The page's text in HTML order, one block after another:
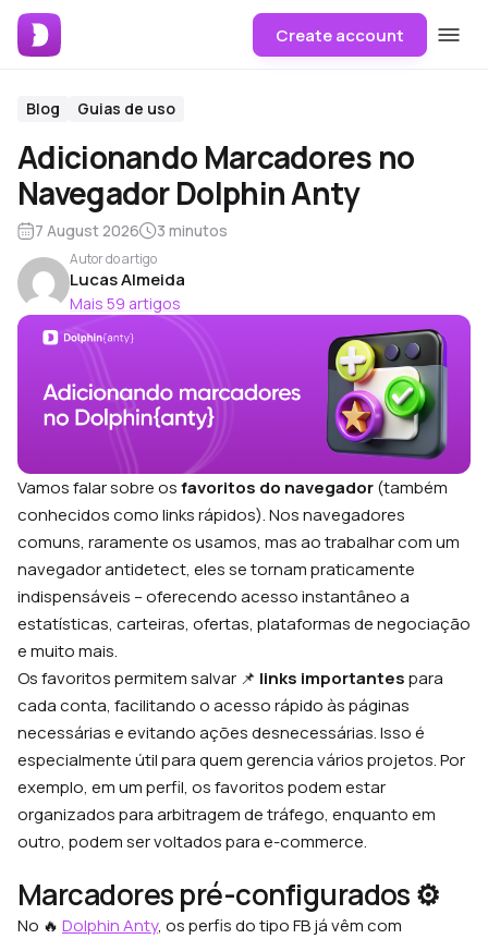
Create account
Blog Guias de uso
Adicionando Marcadores no
Navegador Dolphin Anty
7 August 2026 3 minutos
Autor do artigo
Lucas Almeida
Mais 59 artigos
Vamos falar sobre osfavoritos do navegador(também
conhecidos como links rápidos). Nos navegadores
comuns, raramente os usamos, mas ao trabalhar com um
navegador antidetect, eles se tornam praticamente
indispensáveis – oferecendo acesso instantâneo a
estatísticas, carteiras, ofertas, plataformas de negociação
e muito mais.
Os favoritos permitem salvar 📌 links importantespara
cada conta, facilitando o acesso rápido às páginas
necessárias e evitando ações desnecessárias. Isso é
especialmente útil para quem gerencia vários projetos. Por
exemplo, em um perfil, os favoritos podem estar
organizados para arbitragem de tráfego, enquanto em
outro, podem ser voltados para e-commerce.
Marcadores pré-configurados ⚙️
No 🔥 Dolphin Anty, os perfis do tipo FB já vêm com